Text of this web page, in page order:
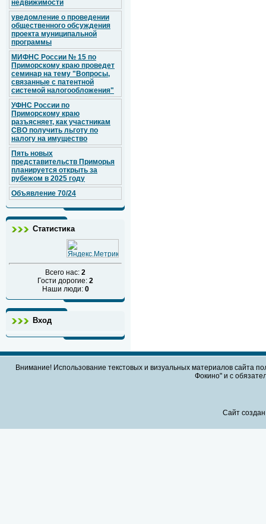
недвижимости
уведомление о проведении
общественного обсуждения
проекта муниципальной
программы
МИФНС России № 15 по
Приморскому краю проведет
семинар на тему "Вопросы,
связанные с патентной
системой налогообложения"
УФНС России по
Приморскому краю
разъясняет, как участникам
СВО получить льготу по
налогу на имущество
Пять новых
представительств Приморья
планируется открыть за
рубежом в 2025 году
Объявление 70/24
Статистика
Всего нас: 2
Гости дорогие: 2
Наши люди: 0
Вход
Внимание! Использование текстовых и визуальных материалов сайта
Фокино" и с
Сайт